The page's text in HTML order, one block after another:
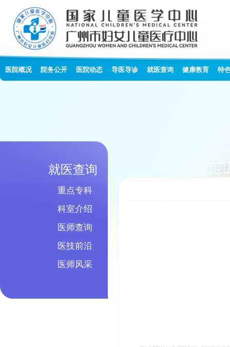
医院概况 院务公开 医院动态 导医导诊 就医查询 健康教育 特
就医查询
重点专科
科室介绍
医师查询
医技前沿
医师风采